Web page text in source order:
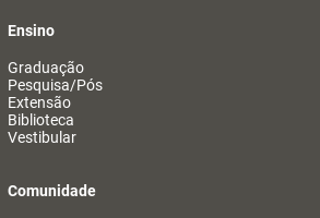
Ensino
Graduação
Pesquisa/Pós
Extensão
Biblioteca
Vestibular
Comunidade